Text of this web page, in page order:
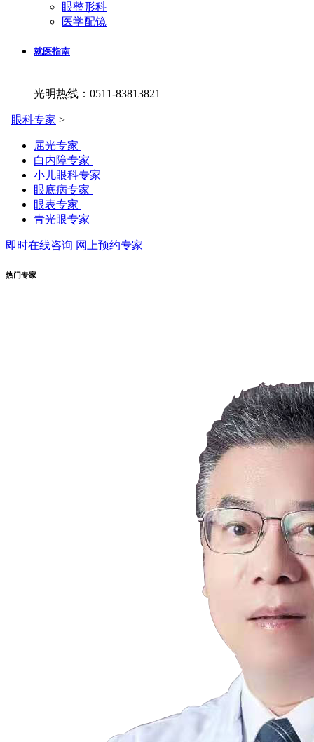
眼整形科
医学配镜
就医指南
光明热线：0511-83813821
眼科专家 >
屈光专家
白内障专家
小儿眼科专家
眼底病专家
眼表专家
青光眼专家
即时在线咨询 网上预约专家
热门专家